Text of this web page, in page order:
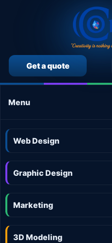
Get a quote
Menu
Web Design
Graphic Design
Marketing
3D Modeling
CALCULEAZĂ SINGUR PREȚUL
Calculator preț Marketing online
Calculator preț Aplicații
Web Design